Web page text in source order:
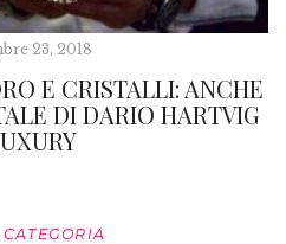
23, 2018
E CRISTALLI: ANCHE
DI DARIO HARTVIG